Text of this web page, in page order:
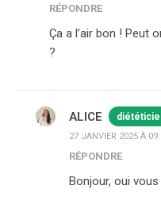
RÉPONDRE
Ça a l’air bon ! Peut
?
ALICE
27 JANVIER 2025 À
RÉPONDRE
Bonjour, oui